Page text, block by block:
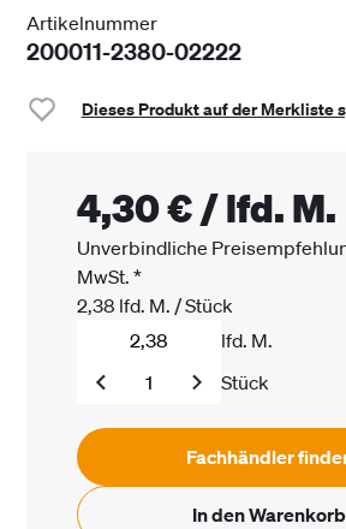
Artikelnummer
200011-2380-02222
Dieses Produkt auf der Merkliste
4,30 €/lfd. M.
Unverbindliche
MwSt. *
2,38 lfd. M. /Stück
lfd. M.
Stück
Fachhändler
In den Warenkorb